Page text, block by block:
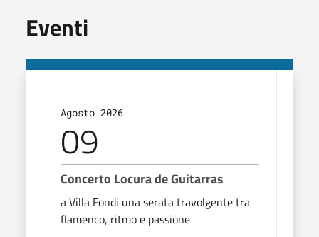
Eventi
Agosto 2026
09
Concerto Locura de Guitarras
a Villa Fondi una serata travolgente tra
flamenco, ritmo e passione